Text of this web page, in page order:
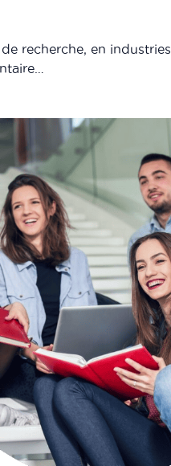
recherche, en industries